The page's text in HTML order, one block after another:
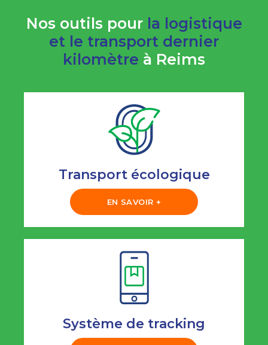
Nos outils pour la logistique
et le transport dernier
kilomètre à Reims
Transport écologique
EN SAVOIR +
Système de tracking